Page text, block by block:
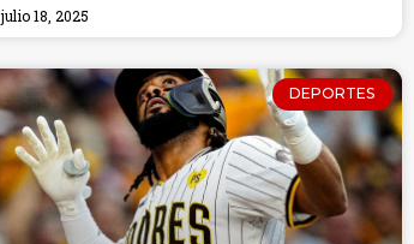
julio 18, 2025
DEPORTES